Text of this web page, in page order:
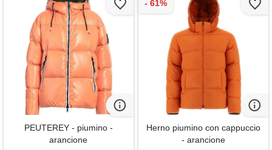
PEUTEREY - piumino -
arancione
Herno piumino con cappuccio
- arancione